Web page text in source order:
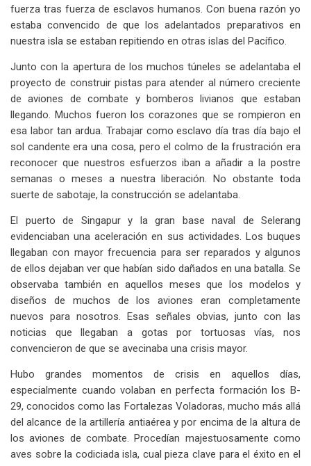
fuerza tras fuerza de esclavos humanos. Con buena razón yo
estaba convencido de que los adelantados preparativos en
nuestra isla se estaban repitiendo en otras islas del Pacífico.
Junto con la apertura de los muchos túneles se adelantaba el
proyecto de construir pistas para atender al número creciente
de aviones de combate y bomberos livianos que estaban
llegando. Muchos fueron los corazones que se rompieron en
esa labor tan ardua. Trabajar como esclavo día tras día bajo el
sol candente era una cosa, pero el colmo de la frustración era
reconocer que nuestros esfuerzos iban a añadir a la postre
semanas o meses a nuestra liberación. No obstante toda
suerte de sabotaje, la construcción se adelantaba.
El puerto de Singapur y la gran base naval de Selerang
evidenciaban una aceleración en sus actividades. Los buques
llegaban con mayor frecuencia para ser reparados y algunos
de ellos dejaban ver que habían sido dañados en una batalla. Se
observaba también en aquellos meses que los modelos y
diseños de muchos de los aviones eran completamente
nuevos para nosotros. Esas señales obvias, junto con las
noticias que llegaban a gotas por tortuosas vías, nos
convencieron de que se avecinaba una crisis mayor.
Hubo grandes momentos de crisis en aquellos días,
especialmente cuando volaban en perfecta formación los B-
29, conocidos como las Fortalezas Voladoras, mucho más allá
del alcance de la artillería antiaérea y por encima de la altura de
los aviones de combate. Procedían majestuosamente como
aves sobre la codiciada isla, cual pieza clave para el éxito en el